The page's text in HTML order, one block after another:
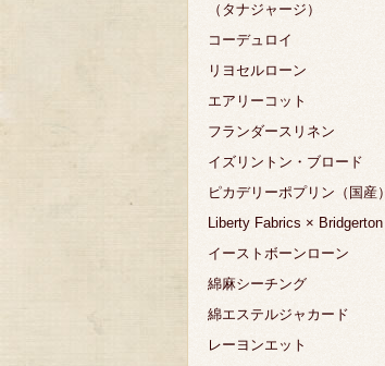
（タナジャージ）
コーデュロイ
リヨセルローン
エアリーコット
フランダースリネン
イズリントン・ブロード
ピカデリーポプリン（国産）
Liberty Fabrics × Bridgerton
イーストボーンローン
綿麻シーチング
綿エステルジャカード
レーヨンエット